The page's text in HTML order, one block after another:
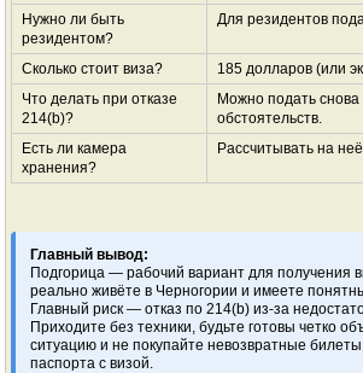
Нужно ли быть
резидентом?
Для резидентов
Сколько стоит виза?
185 долларов (или
Что делать при отказе
214(b)?
Можно подать
обстоятельств.
Есть ли камера
хранения?
Рассчитывать на
Главный вывод:
Подгорица — рабочий вариант для получения
реально живёте в Черногории и имеете
Главный риск — отказ по 214(b) из-за
Приходите без техники, будьте готовы четко
ситуацию и не покупайте невозвратные
паспорта с визой.